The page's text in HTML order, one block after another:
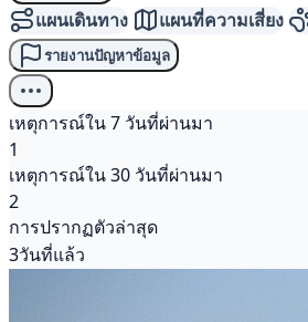
แผนเดินทาง แผนที่ความเสี่ยง
รายงานปัญหาข้อมูล
เหตุการณ์ใน 7 วันที่ผ่านมา
1
เหตุการณ์ใน 30 วันที่ผ่านมา
2
การปรากฏตัวล่าสุด
3วันที่แล้ว